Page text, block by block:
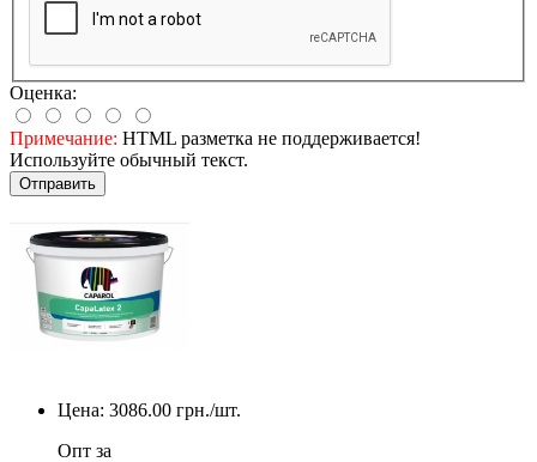
Оценка:
Примечание: HTML разметка не поддерживается!
Используйте обычный текст.
Отправить
Цена: 3086.00 грн./шт.
Опт за